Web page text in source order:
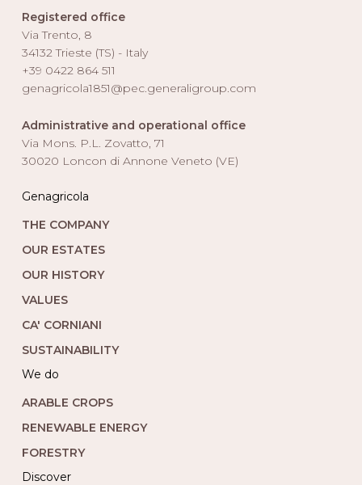
Registered office
Via Trento, 8
34132 Trieste (TS) - Italy
+39 0422 864 511
genagricola1851@pec.generaligroup.com
Administrative and operational office
Via Mons. P.L. Zovatto, 71
30020 Loncon di Annone Veneto (VE)
Genagricola
THE COMPANY
OUR ESTATES
OUR HISTORY
VALUES
CA' CORNIANI
SUSTAINABILITY
we do
ARABLE CROPS
RENEWABLE ENERGY
FORESTRY
Discover